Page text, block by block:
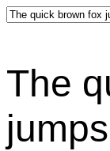
The